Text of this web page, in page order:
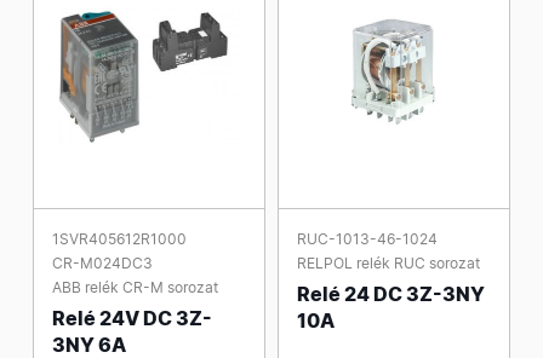
1SVR405612R1000
CR-M024DC3
ABB relék CR-M sorozat
Relé 24V DC 3Z-
3NY 6A
RUC-1013-46-1024
RELPOL relék RUC sorozat
Relé 24 DC 3Z-3NY
10A